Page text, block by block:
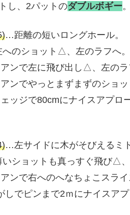
し、2パットのダブルボギー。
…距離の短いロングホール。
のショット△、左のラフへ。
ンで左に飛び出し△、左のラ
ンでやっとまずまずのショ
ッジで80cmにナイスアプロ
…左サイドに木がそびえるミ
ショットも真っすぐ飛び△、
ンで右へのへなちょこスラ
でピンまで2ｍにナイスアプ